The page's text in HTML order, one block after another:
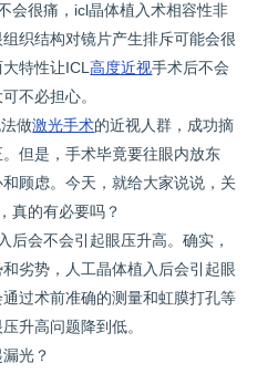
会很痛，icl晶体植入术相容性非
织结构对镜片产生排斥可能会很
特性让ICL高度近视手术后不会
不必担心。
做激光手术的近视人群，成功摘
但是，手术毕竟要往眼内放东
顾虑。今天，就给大家说说，关
真的有必要吗？
会不会引起眼压升高。确实，
劣势，人工晶体植入后会引起眼
过术前准确的测量和虹膜打孔等
升高问题降到低。
光？